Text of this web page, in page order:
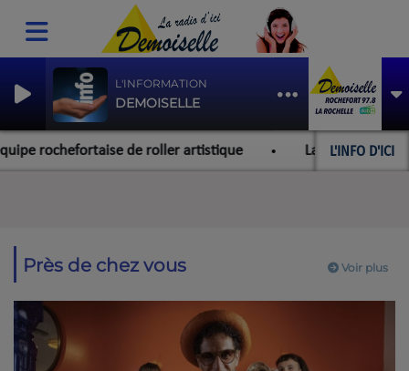
L'INFORMATION
DEMOISELLE
L'INFO D'ICI
La Rochelle : un feu de toiture à la gare SNCF
Voir plus
Près de chez vous